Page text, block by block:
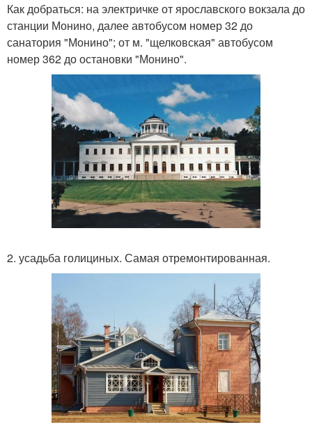
Как добраться: на электричке от ярославского вокзала до
станции Монино, далее автобусом номер 32 до
санатория "Монино"; от м. "щелковская" автобусом
номер 362 до остановки "Монино".
2. усадьба голициных. Самая отремонтированная.